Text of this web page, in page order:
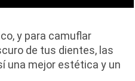
y para camuflar
de tus dientes, las
una mejor estética y un